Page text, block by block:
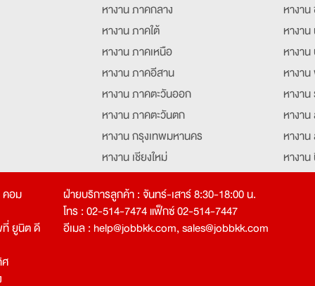
หางาน ภาคกลาง
หางาน ภาคใต้
หางาน ภาคเหนือ
หางาน ภาคอีสาน
หางาน ภาคตะวันออก
หางาน ภาคตะวันตก
หางาน กรุงเทพมหานคร
หางาน เชียงใหม่
หางา
หางา
หางา
หางา
หางาน
หางา
หางา
หางา
คอม
ที่ ยูนิต ดี
ฝ่ายบริการลูกค้า : จันทร์-เสาร์ 8:30-18:00 น.
โทร : 02-514-7474 แฟ็กซ์ 02-514-7447
อีเมล : help@jobbkk.com,sales@jobbkk.com